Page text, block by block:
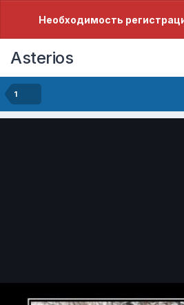
Необходимость
Asterios
1